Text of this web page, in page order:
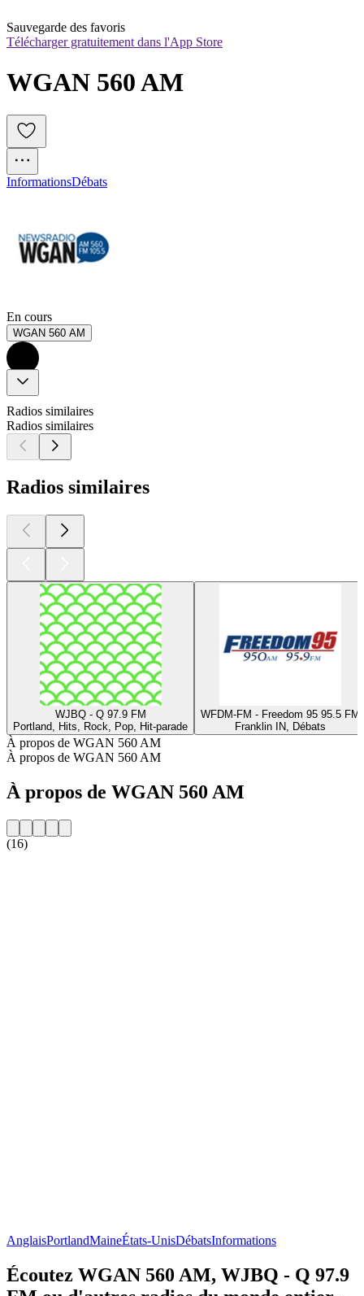
Sauvegarde des favoris
Télécharger gratuitement dans l'App Store
WGAN 560 AM
InformationsDébats
En cours
WGAN 560 AM
Radios similaires
Radios similaires
Radios similaires
WJBQ - Q 97.9 FM
Portland, Hits, Rock, Pop, Hit-parade
WFDM-FM - Freedom 95 95.5 FM
Franklin IN, Débats
À propos de WGAN 560 AM
À propos de WGAN 560 AM
À propos de WGAN 560 AM
(16)
AnglaisPortlandMaineÉtats-UnisDébatsInformations
Écoutez WGAN 560 AM, WJBQ - Q 97.9